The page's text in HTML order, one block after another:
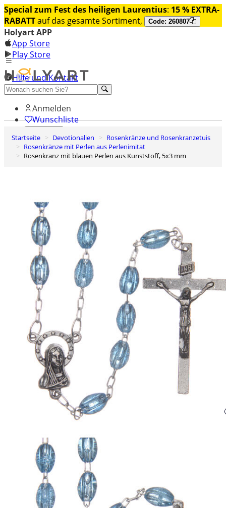
Special zum Fest des heiligen Laurentius: 15 % EXTRA-
RABATTauf das gesamte Sortiment, Code: 260807
Holyart APP
App Store
Play Store
Hilfe und Kontakt
Entdecken Sie Premium
Anmelden
Wunschliste
0
Warenkorb
Startseite Devotionalien
Rosenkränze und Rosenkranzetuis
Rosenkränze mit Perlen aus Perlenimitat
Rosenkranz mit blauen Perlen aus Kunststoff, 5x3 mm